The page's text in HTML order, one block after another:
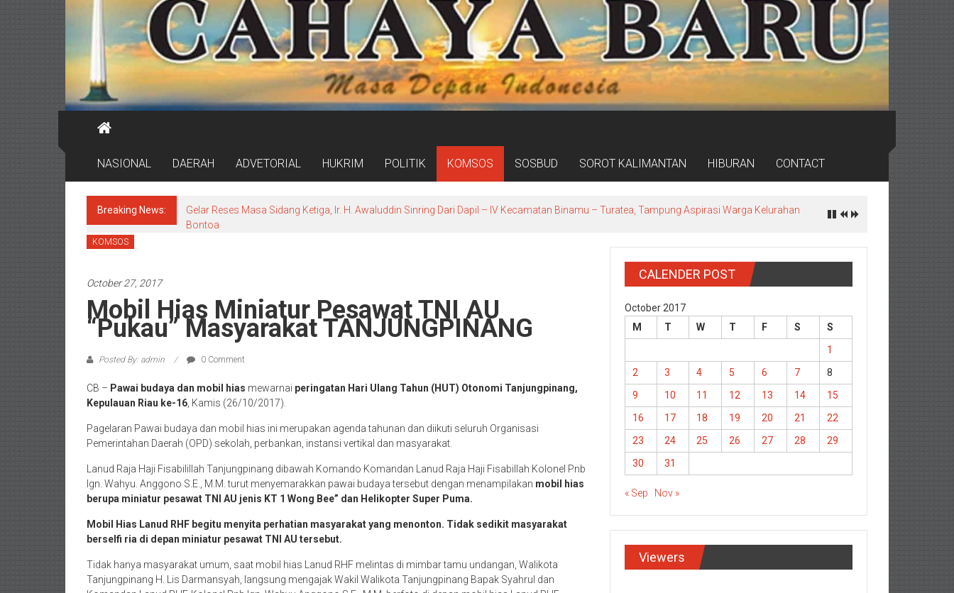
NASIONAL DAERAH ADVETORIAL HUKRIM POLITIK KOMSOS SOSBUD SOROT KALIMANTAN HIBURAN CONTACT
Breaking News:
Gelar Reses Masa Sidang Ketiga, Ir. H. Awaluddin Sinring Dari Dapil – lV Kecamatan Binamu – Turatea, Tampung Aspirasi Warga Kelurahan
Bontoa
KOMSOS
October 27, 2017
Mobil Hias Miniatur Pesawat TNI AU
“Pukau” Masyarakat TANJUNGPINANG
Posted By: admin 0 Comment
CB – Pawai budaya dan mobil hias mewarnai peringatan Hari Ulang Tahun (HUT) Otonomi Tanjungpinang,
Kepulauan Riau ke-16 , Kamis (26/10/2017).
Pagelaran Pawai budaya dan mobil hias ini merupakan agenda tahunan dan diikuti seluruh Organisasi
Pemerintahan Daerah (OPD) sekolah, perbankan, instansi vertikal dan masyarakat.
Lanud Raja Haji Fisabilillah Tanjungpinang dibawah Komando Komandan Lanud Raja Haji Fisabillah Kolonel Pnb
Ign. Wahyu. Anggono S.E., M.M. turut menyemarakkan pawai budaya tersebut dengan menampilakan mobil hias
berupa miniatur pesawat TNI AU jenis KT 1 Wong Bee” dan Helikopter Super Puma.
Mobil Hias Lanud RHF begitu menyita perhatian masyarakat yang menonton. Tidak sedikit masyarakat
berselfi ria di depan miniatur pesawat TNI AU tersebut.
Tidak hanya masyarakat umum, saat mobil hias Lanud RHF melintas di mimbar tamu undangan, Walikota
Tanjungpinang H. Lis Darmansyah, langsung mengajak Wakil Walikota Tanjungpinang Bapak Syahrul dan
CALENDER POST
October 2017
M
T W T F S
S
1
2
3 4 5 6 7
8
9
10 11 12 13 14
15
16
17 18 19 20 21
22
23
24 25 26 27 28
29
30
31
« Sep Nov »
Viewers